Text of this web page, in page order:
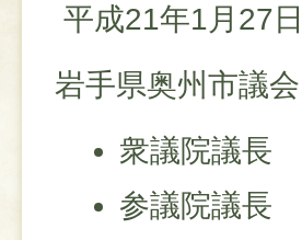
平成21年1月27日
岩手県奥州市議会
衆議院議長
参議院議長